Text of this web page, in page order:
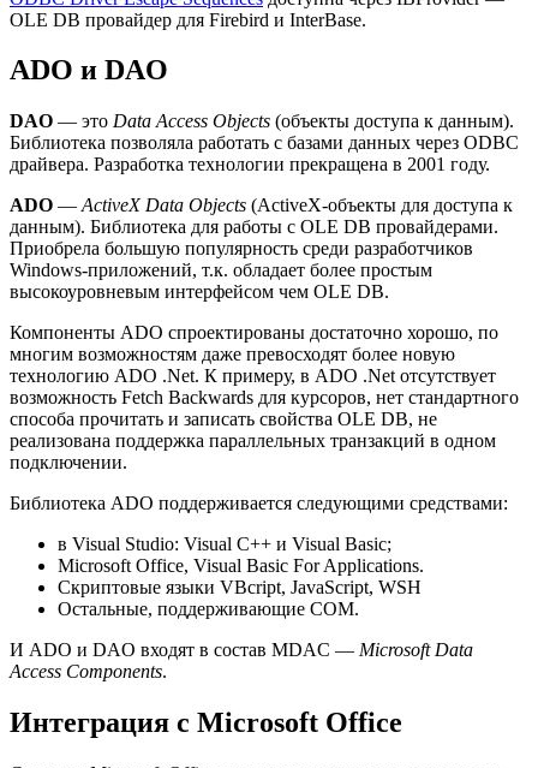
OLE DB провайдер для Firebird и InterBase.
ADO и DAO
DAO — это Data Access Objects (объекты доступа к данным).
Библиотека позволяла работать с базами данных через ODBC
драйвера. Разработка технологии прекращена в 2001 году.
ADO — ActiveX Data Objects (ActiveX-объекты для доступа к
данным). Библиотека для работы с OLE DB провайдерами.
Приобрела большую популярность среди разработчиков
Windows-приложений, т.к. обладает более простым
высокоуровневым интерфейсом чем OLE DB.
Компоненты ADO спроектированы достаточно хорошо, по
многим возможностям даже превосходят более новую
технологию ADO .Net. К примеру, в ADO .Net отсутствует
возможность Fetch Backwards для курсоров, нет стандартного
способа прочитать и записать свойства OLE DB, не
реализована поддержка параллельных транзакций в одном
подключении.
Библиотека ADO поддерживается следующими средствами:
в Visual Studio: Visual C++ и Visual Basic;
Microsoft Office, Visual Basic For Applications.
Скриптовые языки VBcript, JavaScript, WSH
Остальные, поддерживающие COM.
И ADO и DAO входят в состав MDAC — Microsoft Data
Access Components.
Интеграция с Microsoft Office